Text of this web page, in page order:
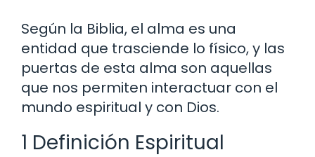
Según la Biblia, el alma es una
entidad que trasciende lo físico, y las
puertas de esta alma son aquellas
que nos permiten interactuar con el
mundo espiritual y con Dios.
1 Definición Espiritual